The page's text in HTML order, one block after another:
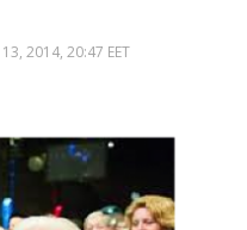
2014, 20:47 EET